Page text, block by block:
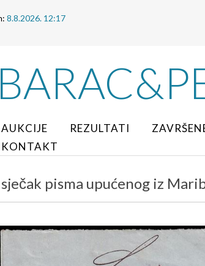
8.8.2026. 12:17
AUKCIJE REZULTATI
KONTAKT
pisma upućenog iz